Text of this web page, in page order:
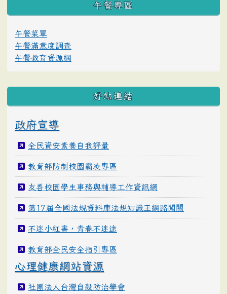
午餐專區
午餐菜單
午餐滿意度調查
午餐教育資源網
好站連結
政府宣導
全民資安素養自我評量
教育部防制校園霸凌專區
友善校園學生事務與輔導工作資訊網
第17屆全國法規資料庫法規知識王網路闖關
不迷小紅書，青春不迷途
教育部全民安全指引專區
心理健康網站資源
社團法人台灣自殺防治學會